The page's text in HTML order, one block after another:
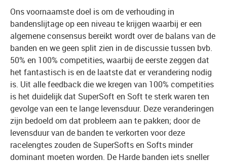
Ons voornaamste doel is om de verhouding in
bandenslijtage op een niveau te krijgen waarbij er een
algemene consensus bereikt wordt over de balans van de
banden en we geen split zien in de discussie tussen bvb.
50% en 100% competities, waarbij de eerste zeggen dat
het fantastisch is en de laatste dat er verandering nodig
is. Uit alle feedback die we kregen van 100% competities
is het duidelijk dat SuperSoft en Soft te sterk waren ten
gevolge van een te lange levensduur. Deze veranderingen
zijn bedoeld om dat probleem aan te pakken; door de
levensduur van de banden te verkorten voor deze
racelengtes zouden de SuperSofts en Softs minder
dominant moeten worden. De Harde banden iets sneller